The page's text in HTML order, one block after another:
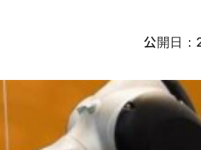
公開日：